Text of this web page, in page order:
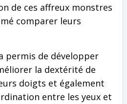
de ces affreux monstres
comparer leurs
permis de développer
la dextérité de
doigts et également
entre les yeux et